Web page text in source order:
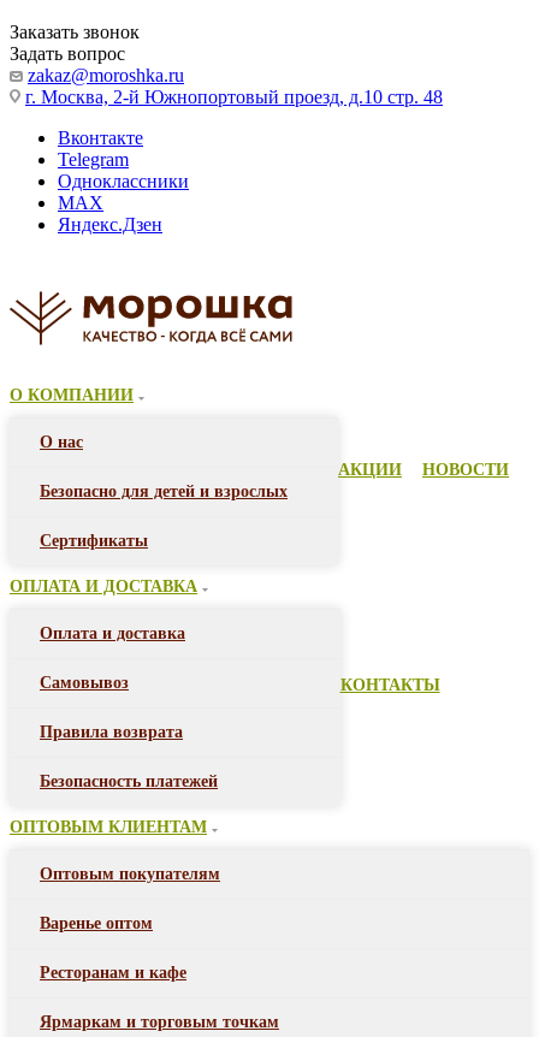
Заказать звонок
Задать вопрос
zakaz@moroshka.ru
г. Москва, 2-й Южнопортовый проезд, д.10 стр. 48
Вконтакте
Telegram
Одноклассники
MAX
Яндекс.Дзен
О КОМПАНИИ
О нас
Безопасно для детей и взрослых
Сертификаты
АКЦИИ НОВОСТИ
ОПЛАТА И ДОСТАВКА
Оплата и доставка
Самовывоз
Правила возврата
Безопасность платежей
КОНТАКТЫ
ОПТОВЫМ КЛИЕНТАМ
Оптовым покупателям
Варенье оптом
Ресторанам и кафе
Ярмаркам и торговым точкам